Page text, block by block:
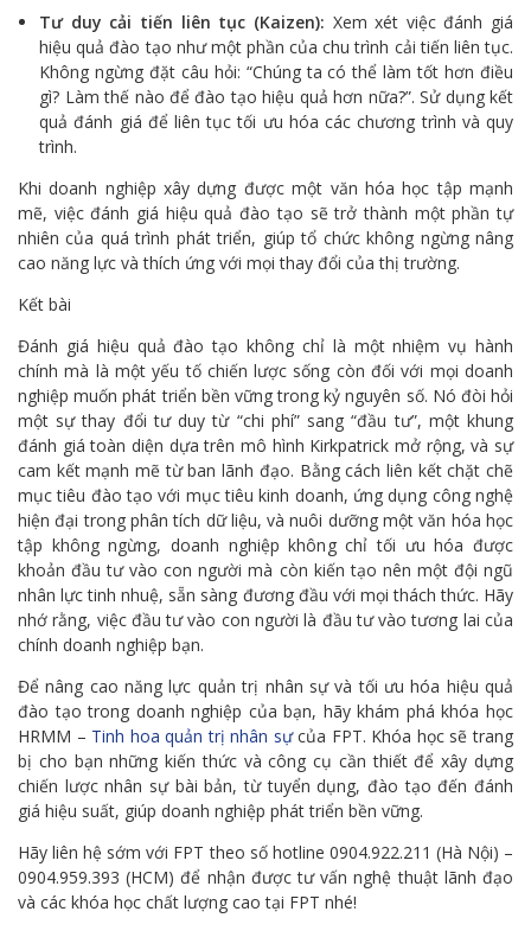
Tư duy cải tiến liên tục (Kaizen): Xem xét việc đánh giá
hiệu quả đào tạo như một phần của chu trình cải tiến liên tục.
Không ngừng đặt câu hỏi: “Chúng ta có thể làm tốt hơn điều
gì? Làm thế nào để đào tạo hiệu quả hơn nữa?”. Sử dụng kết
quả đánh giá để liên tục tối ưu hóa các chương trình và quy
trình.
Khi doanh nghiệp xây dựng được một văn hóa học tập mạnh
mẽ, việc đánh giá hiệu quả đào tạo sẽ trở thành một phần tự
nhiên của quá trình phát triển, giúp tổ chức không ngừng nâng
cao năng lực và thích ứng với mọi thay đổi của thị trường.
Kết bài
Đánh giá hiệu quả đào tạo không chỉ là một nhiệm vụ hành
chính mà là một yếu tố chiến lược sống còn đối với mọi doanh
nghiệp muốn phát triển bền vững trong kỷ nguyên số. Nó đòi hỏi
một sự thay đổi tư duy từ “chi phí” sang “đầu tư”, một khung
đánh giá toàn diện dựa trên mô hình Kirkpatrick mở rộng, và sự
cam kết mạnh mẽ từ ban lãnh đạo. Bằng cách liên kết chặt chẽ
mục tiêu đào tạo với mục tiêu kinh doanh, ứng dụng công nghệ
hiện đại trong phân tích dữ liệu, và nuôi dưỡng một văn hóa học
tập không ngừng, doanh nghiệp không chỉ tối ưu hóa được
khoản đầu tư vào con người mà còn kiến tạo nên một đội ngũ
nhân lực tinh nhuệ, sẵn sàng đương đầu với mọi thách thức. Hãy
nhớ rằng, việc đầu tư vào con người là đầu tư vào tương lai của
chính doanh nghiệp bạn.
Để nâng cao năng lực quản trị nhân sự và tối ưu hóa hiệu quả
đào tạo trong doanh nghiệp của bạn, hãy khám phá khóa học
HRMM – Tinh hoa quản trị nhân sựcủa FPT. Khóa học sẽ trang
bị cho bạn những kiến thức và công cụ cần thiết để xây dựng
chiến lược nhân sự bài bản, từ tuyển dụng, đào tạo đến đánh
giá hiệu suất, giúp doanh nghiệp phát triển bền vững.
Hãy liên hệ sớm với FPT theo số hotline 0904.922.211 (Hà Nội) –
0904.959.393 (HCM) để nhận được tư vấn nghệ thuật lãnh đạo
và các khóa học chất lượng cao tại FPT nhé!